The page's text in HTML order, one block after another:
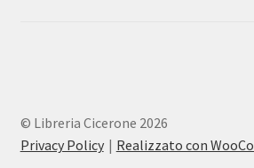
© Libreria Cicerone 2026
Privacy Policy
Realizzato con